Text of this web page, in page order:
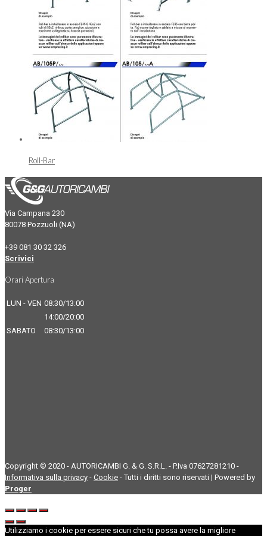
Roll-Bar
Via Campana 230
80078 Pozzuoli (NA)
+39 081 30 32 326
Scrivici
Orari Apertura
LUN - VEN 08:30/13:00
14:00/20:00
SABATO
08:30/13:00
Copyright © 2020 - AUTORICAMBI G. & G. S.R.L. - P.Iva 07627281210 -
Informativa sulla privacy - Cookie - Tutti i diritti sono riservati | Powered by
Proger
Utilizziamo i cookie per essere sicuri che tu possa avere la migliore